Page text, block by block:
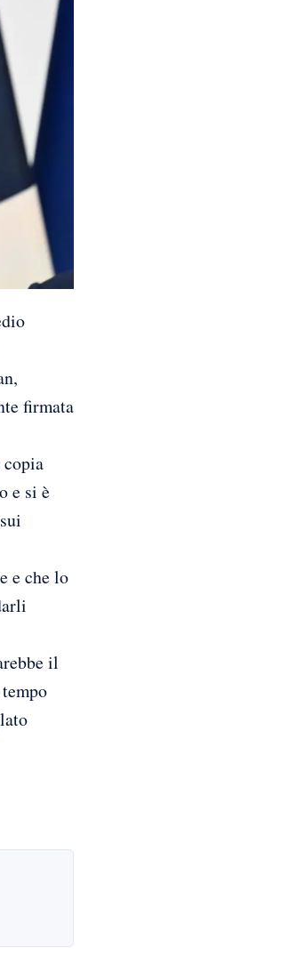
firmata
copia
e si è
e che lo
il